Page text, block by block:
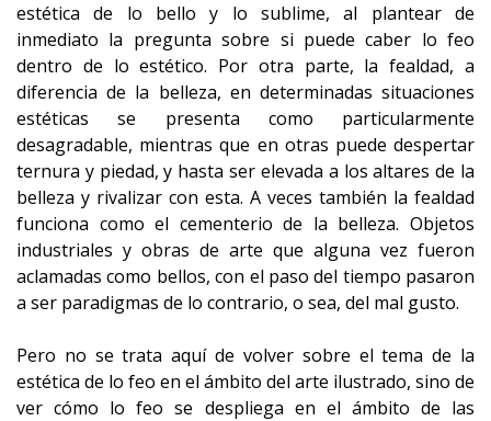
estética de lo bello y lo sublime, al plantear de
inmediato la pregunta sobre si puede caber lo feo
dentro de lo estético. Por otra parte, la fealdad, a
diferencia de la belleza, en determinadas situaciones
estéticas se presenta como particularmente
desagradable, mientras que en otras puede despertar
ternura y piedad, y hasta ser elevada a los altares de la
belleza y rivalizar con esta. A veces también la fealdad
funciona como el cementerio de la belleza. Objetos
industriales y obras de arte que alguna vez fueron
aclamadas como bellos, con el paso del tiempo pasaron
a ser paradigmas de lo contrario, o sea, del mal gusto.
Pero no se trata aquí de volver sobre el tema de la
estética de lo feo en el ámbito del arte ilustrado, sino de
ver cómo lo feo se despliega en el ámbito de las